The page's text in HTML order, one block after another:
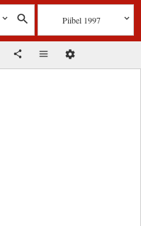
Piibel 1997